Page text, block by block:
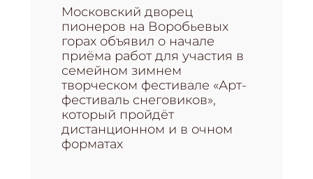
Московский дворец
пионеров на Воробьевых
горах объявил о начале
приёма работ для участия в
семейном зимнем
творческом фестивале «Арт-
фестиваль снеговиков»,
который пройдёт
дистанционном и в очном
форматах